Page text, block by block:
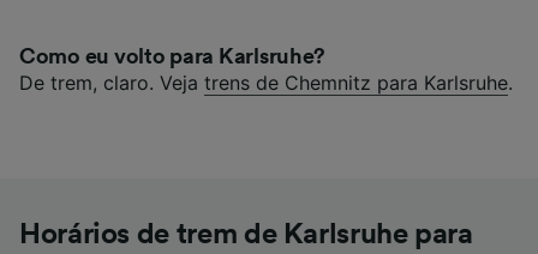
Como eu volto para Karlsruhe?
De trem, claro. Veja trens de Chemnitz para Karlsruhe.
Horários de trem de Karlsruhe para